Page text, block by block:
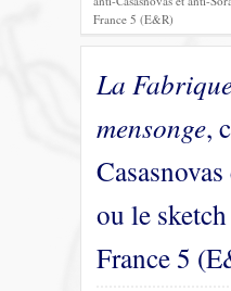
France 5 (E&R)
La
mensonge,
ou le
France 5